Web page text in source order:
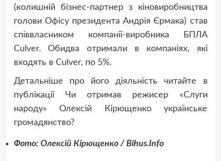
(колишній бізнес-партнер з кіновиробництва
голови Офісу президента Андрія Єрмака) став
співвласником компанії-виробника БПЛА
Culver. Обидва отримали в компаніях, які
входять в Culver, по 5%.
Детальніше про його діяльність читайте в
публікації Чи отримав режисер «Слуги
народу» Олексій Кірющенко українське
громадянство?
Фото: Олексій Кірющенко / Bihus.Info